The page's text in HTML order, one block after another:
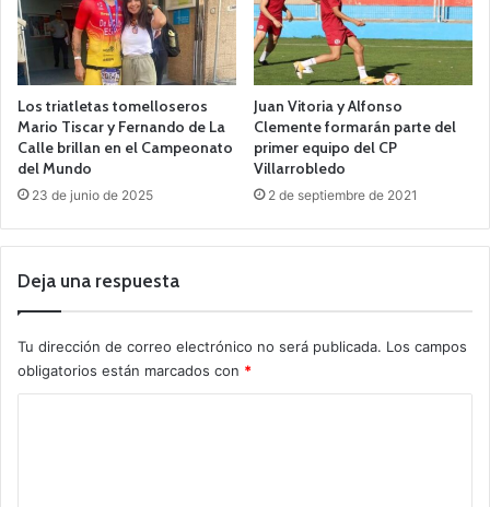
Los triatletas tomelloseros
Mario Tiscar y Fernando de La
Calle brillan en el Campeonato
del Mundo
23 de junio de 2025
Juan Vitoria y Alfonso
Clemente formarán parte del
primer equipo del CP
Villarrobledo
2 de septiembre de 2021
Deja una respuesta
Tu dirección de correo electrónico no será publicada. Los campos
obligatorios están marcados con *